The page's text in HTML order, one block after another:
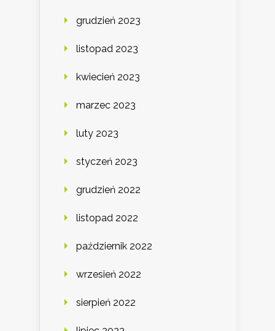
grudzień 2023
listopad 2023
kwiecień 2023
marzec 2023
luty 2023
styczeń 2023
grudzień 2022
listopad 2022
październik 2022
wrzesień 2022
sierpień 2022